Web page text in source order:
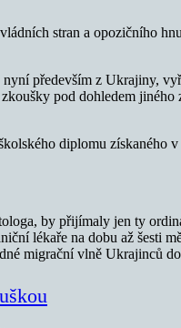
stran a opozičního
především z Ukrajiny,
pod dohledem
diplomu získaného
by přijímaly jen ty
lékaře na dobu až
migrační vlně Ukrajinců